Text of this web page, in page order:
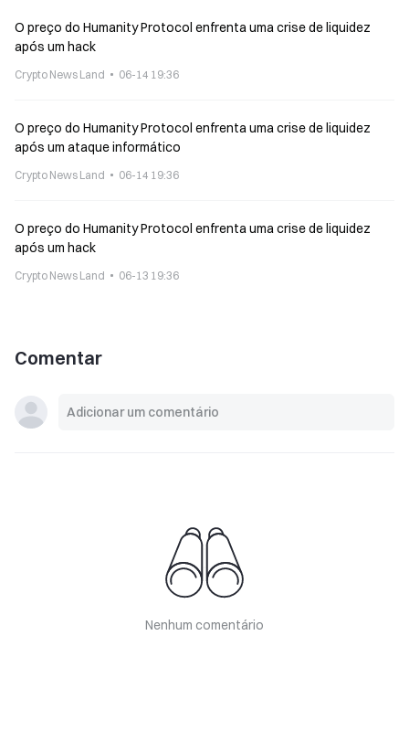
O preço do Humanity Protocol enfrenta uma crise de liquidez
após um hack
Crypto News Land 06-14 19:36
O preço do Humanity Protocol enfrenta uma crise de liquidez
após um ataque informático
Crypto News Land 06-14 19:36
O preço do Humanity Protocol enfrenta uma crise de liquidez
após um hack
Crypto News Land 06-13 19:36
Comentar
Nenhum comentário